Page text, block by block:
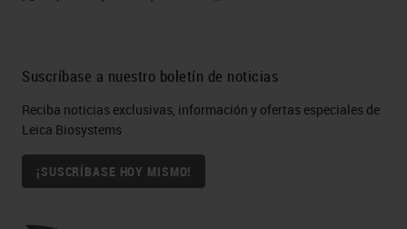
Suscríbase a nuestro boletín de noticias
Reciba noticias exclusivas, información y ofertas especiales de
Leica Biosystems
¡SUSCRÍBASE HOY MISMO!